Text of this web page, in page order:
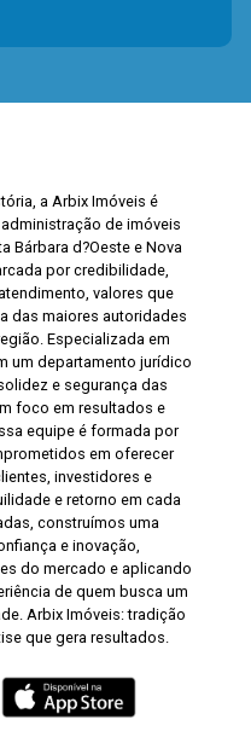
a Arbix Imóveis é
de imóveis
Bárbara d?Oeste e Nova
por credibilidade,
valores que
das maiores autoridades
Especializada em
um departamento jurídico
e segurança das
foco em resultados e
equipe é formada por
em oferecer
investidores e
e retorno em cada
construímos uma
e inovação,
do mercado e aplicando
de quem busca um
Arbix Imóveis: tradição
que gera resultados.